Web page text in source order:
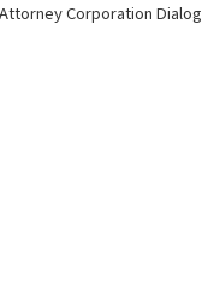
Corporation Dialog